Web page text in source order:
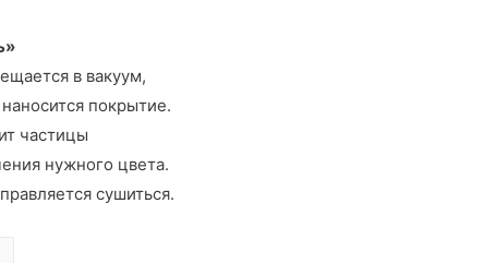
в вакуум,
покрытие.
частицы
нужного цвета.
сушиться.